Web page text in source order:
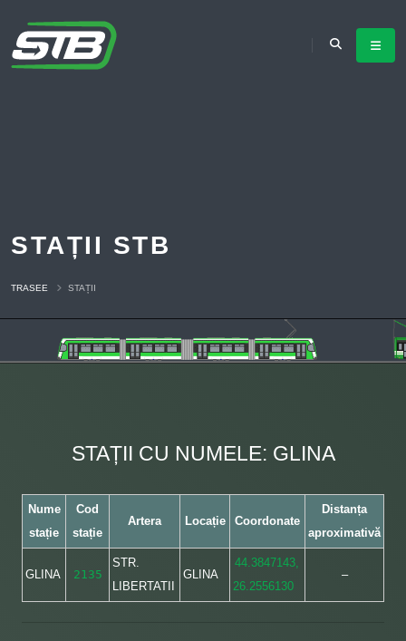
STAȚII STB
TRASEE STAȚII
STAȚII CU NUMELE: GLINA
Nume
stație
Cod
stație
Artera Locație Coordonate
Distanța
aproximativă
GLINA 2135
STR.
LIBERTATII
GLINA
44.3847143,
26.2556130
–